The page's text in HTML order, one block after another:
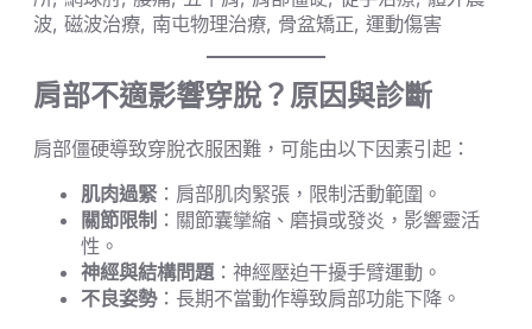
波, 磁波治療, 南屯物理治療, 骨盆矯正, 運動傷害
肩部不適影響穿脫？原因與診斷
肩部僵硬導致穿脫衣服困難，可能由以下因素引起：
肌肉過緊：肩部肌肉緊張，限制活動範圍。
關節限制 ：關節囊攣縮、磨損或發炎，影響靈活
性。
神經與結構問題：神經壓迫干擾手臂運動。
不良姿勢：長期不當動作導致肩部功能下降。